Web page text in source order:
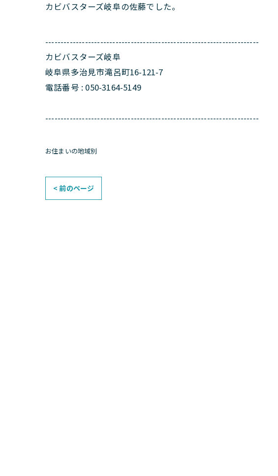
カビバスターズ岐阜の佐藤でした。
----------------------------------------------------------------------
カビバスターズ岐阜
岐阜県多治見市滝呂町16-121-7
電話番号 : 050-3164-5149
----------------------------------------------------------------------
お住まいの地域別
< 前のページ